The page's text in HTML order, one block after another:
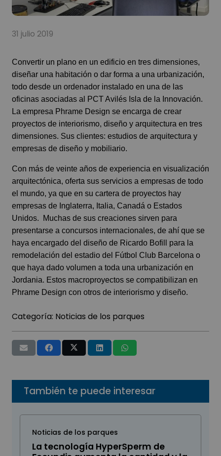
31 julio 2019
Convertir un plano en un edificio en tres dimensiones,
diseñar una habitación o dar forma a una urbanización,
todo desde un ordenador instalado en una de las
oficinas asociadas al PCT Avilés Isla de la Innovación.
La empresa Phrame Design se encarga de crear
proyectos de interiorismo, diseño y arquitectura en tres
dimensiones. Sus clientes: estudios de arquitectura y
empresas de diseño y mobiliario.
Con más de veinte años de experiencia en visualización
arquitectónica, oferta sus servicios a empresas de todo
el mundo, ya que en su cartera de proyectos hay
empresas de Inglaterra, Italia, Canadá o Estados
Unidos. Muchas de sus creaciones sirven para
presentarse a concursos internacionales, de ahí que se
haya encargado del diseño de Ricardo Bofill para la
remodelación del estadio del Fútbol Club Barcelona o
que haya dado volumen a toda una urbanización en
Jordania. Estos macroproyectos se compatibilizan en
Phrame Design con otros de interiorismo y diseño.
Categoría: Noticias de los parques
También te puede interesar
Noticias de los parques
La tecnología HyperSperm de